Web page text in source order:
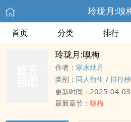
玲珑月:嗅
首页 分类 排行
玲珑月:嗅梅
作者： 寒水烟月
类别： 同人衍生 / 排行榜
更新时间： 2025-04-
最新章节： 嗅梅